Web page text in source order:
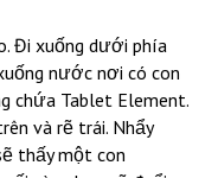
Đi xuống dưới phía
nước nơi có con
chứa Tablet Element.
và rẽ trái. Nhẩy
thấy một con